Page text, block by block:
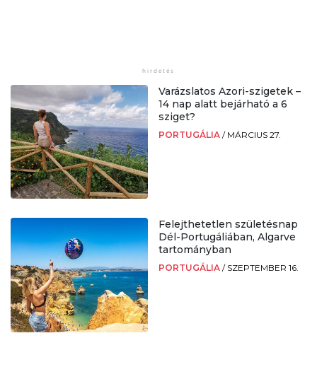
Varázslatos Azori-szigetek –
14 nap alatt bejárható a 6
sziget?
PORTUGÁLIA / MÁRCIUS 27.
Felejthetetlen születésnap
Dél-Portugáliában, Algarve
tartományban
PORTUGÁLIA / SZEPTEMBER 16.